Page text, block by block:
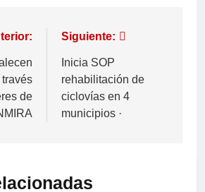
de
Siguiente:
Inicia SOP
rehabilitación de
ciclovías en 4
municipios ·